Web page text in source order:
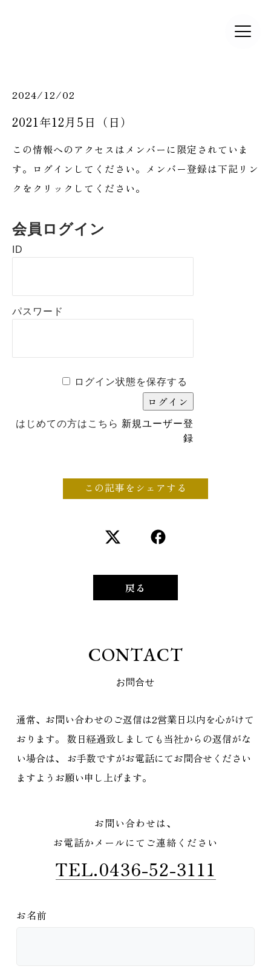
2024/12/02
2021年12月5日（日）
この情報へのアクセスはメンバーに限定されていま
す。ログインしてください。メンバー登録は下記リン
クをクリックしてください。
会員ログイン
ID
パスワード
ログイン状態を保存する
はじめての方はこちら 新規ユーザー登
録
この記事をシェアする
戻る
CONTACT
お問合せ
通常、お問い合わせのご返信は2営業日以内を心がけて
おります。 数日経過致しましても当社からの返信がな
い場合は、
お手数ですがお電話にてお問合せください
ますようお願い申し上げます。
お問い合わせは、
お電話かメールにてご連絡ください
TEL.0436-52-3111
お名前